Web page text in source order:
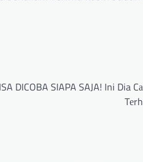
DICOBA SIAPA SAJA! Ini Dia